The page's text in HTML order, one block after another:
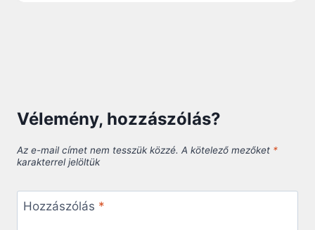
Vélemény, hozzászólás?
Az e-mail címet nem tesszük közzé. A kötelező mezőket *
karakterrel jelöltük
Hozzászólás *